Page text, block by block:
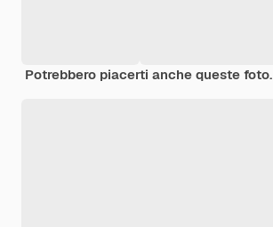
Potrebbero piacerti anche queste foto.